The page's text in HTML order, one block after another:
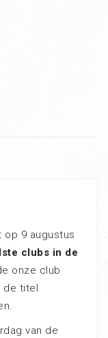
9 augustus
clubs in de
onze club
de titel
van de